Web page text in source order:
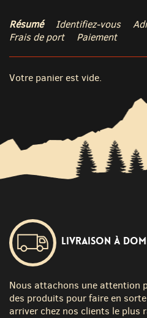
Résumé Identifiez-vous
Frais de port
Paiement
Votre panier est vide.
Livraison à
Nous attachons une attention
des produits pour faire en
arriver chez nos clients le plus